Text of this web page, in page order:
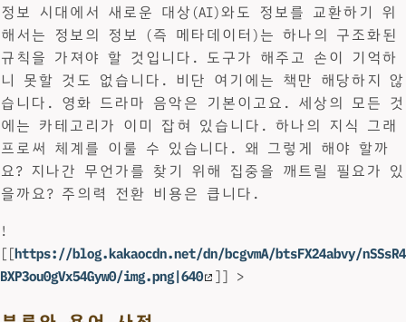
정보 시대에서 새로운 대상(AI)와도 정보를 교환하기 위
해서는 정보의 정보 (즉 메타데이터)는 하나의 구조화된
규칙을 가져야 할 것입니다. 도구가 해주고 손이 기억하
니 못할 것도 없습니다. 비단 여기에는 책만 해당하지 않
습니다. 영화 드라마 음악은 기본이고요. 세상의 모든 것
에는 카테고리가 이미 잡혀 있습니다. 하나의 지식 그래
프로써 체계를 이룰 수 있습니다. 왜 그렇게 해야 할까
요? 지나간 무언가를 찾기 위해 집중을 깨트릴 필요가 있
을까요? 주의력 전환 비용은 큽니다.
!
[[https://blog.kakaocdn.net/dn/bcgvmA/btsFX24abvy/nSSsR4
BXP3ou0gVx54Gyw0/img.png|640
]] >